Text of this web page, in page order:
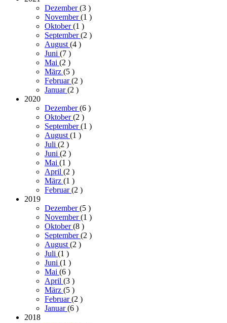
Dezember(3 )
November(1 )
Oktober(1 )
September(2 )
August (4 )
Juni (7 )
Mai (2 )
März (5 )
Februar(2 )
Januar(2 )
2020
Dezember(6 )
Oktober(2 )
September(1 )
August (1 )
Juli (2 )
Juni (2 )
Mai (1 )
April (2 )
März (1 )
Februar(2 )
2019
Dezember(5 )
November(1 )
Oktober(8 )
September(2 )
August (2 )
Juli (1 )
Juni (1 )
Mai (6 )
April (3 )
März (5 )
Februar(2 )
Januar(6 )
2018